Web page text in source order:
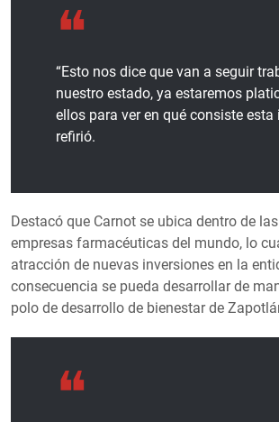
“Esto nos dice que van a seguir
nuestro estado, ya estaremos
ellos para ver en qué consiste esta
refirió.
Destacó que Carnot se ubica dentro de
empresas farmacéuticas del mundo, lo
atracción de nuevas inversiones en la
consecuencia se pueda desarrollar de
polo de desarrollo de bienestar de